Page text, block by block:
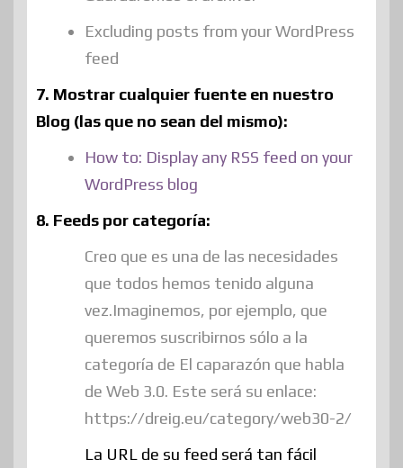
Excluding posts from your WordPress
feed
7. Mostrar cualquier fuente en nuestro
Blog (las que no sean del mismo):
How to: Display any RSS feed on your
WordPress blog
8. Feeds por categoría:
Creo que es una de las necesidades
que todos hemos tenido alguna
vez.Imaginemos, por ejemplo, que
queremos suscribirnos sólo a la
categoría de El caparazón que habla
de Web 3.0. Este será su enlace:
https://dreig.eu/category/web30-2/
La URL de su feed será tan fácil